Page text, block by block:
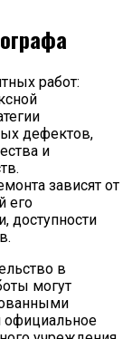
работ:
дефектов,
и
зависят от
его
доступности
в
могут
официальное